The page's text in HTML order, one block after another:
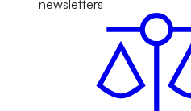
newsletters